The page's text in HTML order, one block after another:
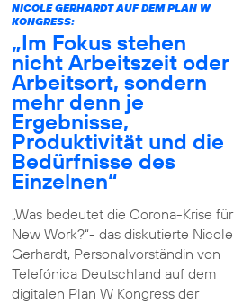
NICOLE GERHARDT AUF DEM PLAN W
KONGRESS:
„Im Fokus stehen
nicht Arbeitszeit oder
Arbeitsort, sondern
mehr denn je
Ergebnisse,
Produktivität und die
Bedürfnisse des
Einzelnen“
„Was bedeutet die Corona-Krise für
New Work?“- das diskutierte Nicole
Gerhardt, Personalvorständin von
Telefónica Deutschland auf dem
digitalen Plan W Kongress der